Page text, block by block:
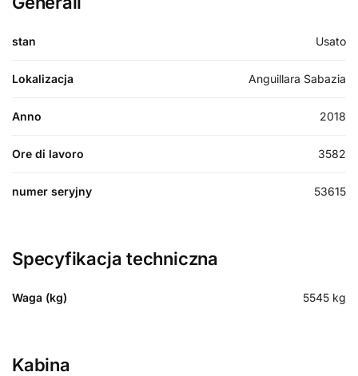
stan Usato
Lokalizacja Anguillara Sabazia
Anno 2018
Ore di lavoro 3582
numer seryjny 53615
Specyfikacja techniczna
Waga (kg) 5545 kg
Kabina